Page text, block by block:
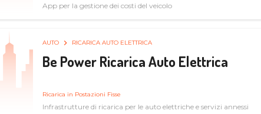
App per la gestione dei costi del veicolo
AUTO RICARICA AUTO ELETTRICA
Be Power Ricarica Auto Elettrica
Ricarica in Postazioni Fisse
Infrastrutture di ricarica per le auto elettriche e servizi annessi